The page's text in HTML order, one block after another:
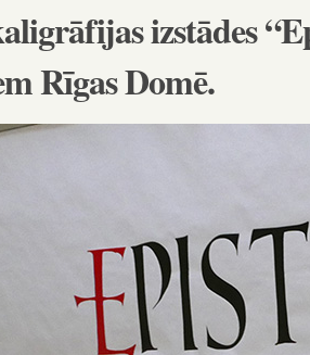
izstādes
Rīgas Domē.